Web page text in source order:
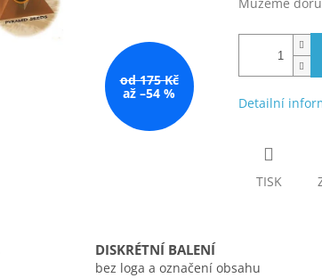
od 175 Kč
až –54 %
Můžeme
Detailní
TISK
DISKRÉTNÍ BALENÍ
bez loga a označení obsahu